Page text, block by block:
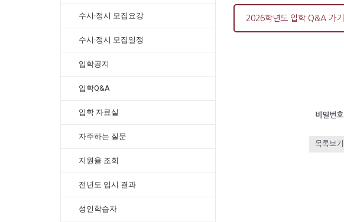
2026학년도 입학 Q&A 가기
비밀번호
목록보기
수시·정시 모집요강
수시·정시 모집일정
입학공지
입학Q&A
입학 자료실
자주하는 질문
지원율 조회
전년도 입시 결과
성인학습자